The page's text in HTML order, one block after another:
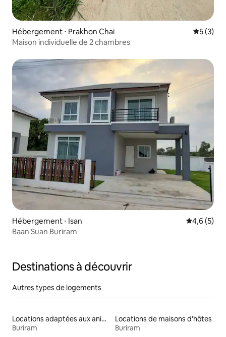
Hébergement ⋅ Prakhon Chai
5 (3)
Maison individuelle de 2 chambres
Hébergement ⋅ Isan Évaluation
4,6 (5)
Baan Suan Buriram
Destinations à découvrir
Autres types de logements
Locations adaptées aux animaux
Buriram
Locations de maisons d'hôtes
Buriram